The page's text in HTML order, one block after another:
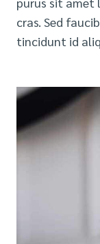
cras. Sed
tincidunt id